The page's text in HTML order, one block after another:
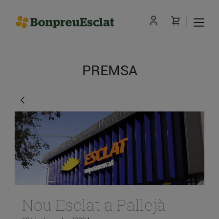
PREMSA
Nou Esclat a Pallejà